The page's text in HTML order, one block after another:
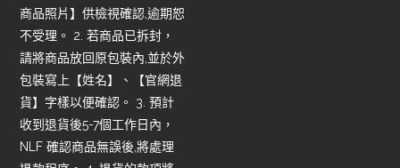
商品照片】供檢視確認,逾期恕
不受理。 2. 若商品已拆封，
請將商品放回原包裝內,並於外
包裝寫上【姓名】、【官網退
貨】字樣以便確認。 3. 預計
收到退貨後5-7個工作日內，
NLF 確認商品無誤後,將處理